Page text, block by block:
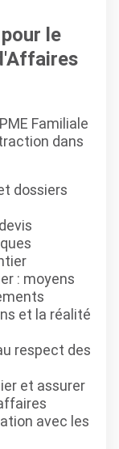
le
Familiale
dans
dossiers
: moyens
et la réalité
respect des
et assurer
avec les